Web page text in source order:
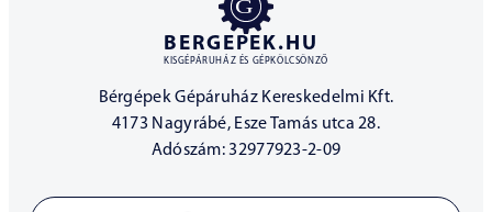
BERGEPEK.HU
KISGÉPÁRUHÁZ ÉS GÉPKÖLCSÖNZŐ
Bérgépek Gépáruház Kereskedelmi Kft.
4173 Nagyrábé, Esze Tamás utca 28.
Adószám: 32977923-2-09